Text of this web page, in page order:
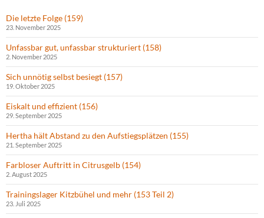
Die letzte Folge (159)
23. November 2025
Unfassbar gut, unfassbar strukturiert (158)
2. November 2025
Sich unnötig selbst besiegt (157)
19. Oktober 2025
Eiskalt und effizient (156)
29. September 2025
Hertha hält Abstand zu den Aufstiegsplätzen (155)
21. September 2025
Farbloser Auftritt in Citrusgelb (154)
2. August 2025
Trainingslager Kitzbühel und mehr (153 Teil 2)
23. Juli 2025